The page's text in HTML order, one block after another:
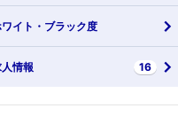
イト・ ブラック度
情報 16